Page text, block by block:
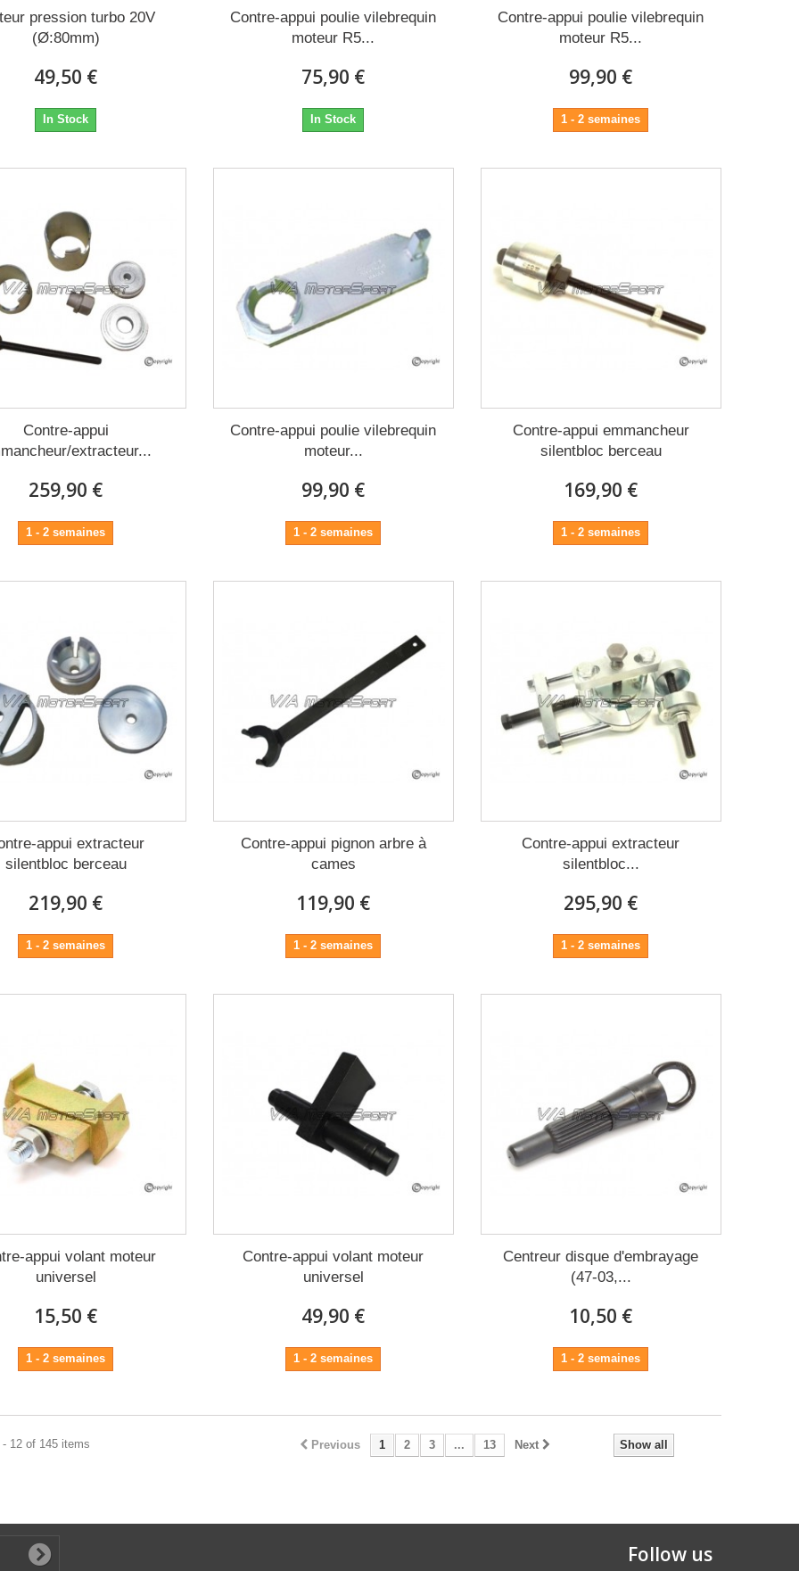
pression turbo 20V
(Ø:80mm)
49,50 €
In Stock
Contre-appui poulie vilebrequin
moteur R5...
75,90 €
In Stock
Contre-appui poulie vilebrequin
moteur R5...
99,90 €
1 - 2 semaines
Contre-appui
extracteur...
259,90 €
1 - 2 semaines
Contre-appui poulie vilebrequin
moteur...
99,90 €
1 - 2 semaines
Contre-appui emmancheur
silentbloc berceau
169,90 €
1 - 2 semaines
appui extracteur
silentbloc berceau
219,90 €
1 - 2 semaines
Contre-appui pignon arbre à
cames
119,90 €
1 - 2 semaines
Contre-appui extracteur
silentbloc...
295,90 €
1 - 2 semaines
appui volant moteur
universel
15,50 €
1 - 2 semaines
Contre-appui volant moteur
universel
49,90 €
1 - 2 semaines
Centreur disque d'embrayage
(47-03,...
10,50 €
1 - 2 semaines
Show all
Previous 1 2 3 ... 13 Next
12 of 145 items
Follow us